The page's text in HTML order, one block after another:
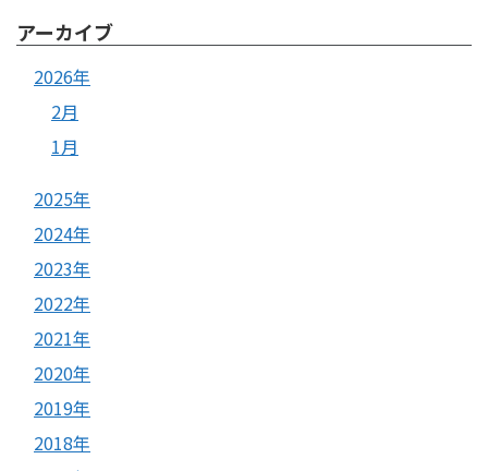
アーカイブ
2026年
2月
1月
2025年
2024年
2023年
2022年
2021年
2020年
2019年
2018年